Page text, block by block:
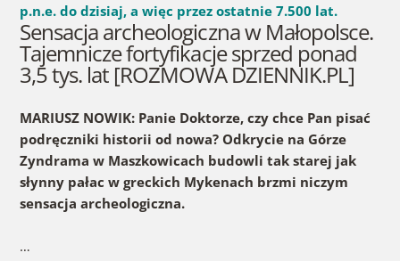
p.n.e. do dzisiaj, a więc przez ostatnie 7.500 lat.
Sensacja archeologiczna w Małopolsce.
Tajemnicze fortyfikacje sprzed ponad
3,5 tys. lat [ROZMOWA DZIENNIK.PL]
MARIUSZ NOWIK: Panie Doktorze, czy chce Pan pisać
podręczniki historii od nowa? Odkrycie na Górze
Zyndrama w Maszkowicach budowli tak starej jak
słynny pałac w greckich Mykenach brzmi niczym
sensacja archeologiczna.
…